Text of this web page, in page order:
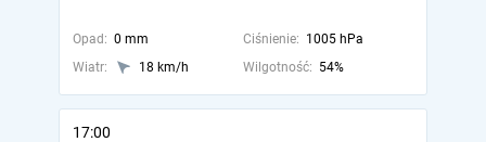
Opad: 0 mm Ciśnienie: 1005 hPa
Wiatr:
18 km/h Wilgotność: 54%
17:00